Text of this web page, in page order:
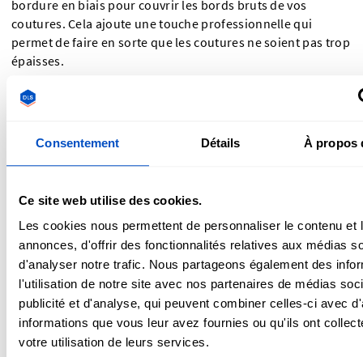
Consentement Détails À propos
Ce site web utilise des cookies.
Les cookies nous permettent de personnaliser le contenu et
annonces, d'offrir des fonctionnalités relatives aux médias
d'analyser notre trafic. Nous partageons également des
l'utilisation de notre site avec nos partenaires de médias
publicité et d'analyse, qui peuvent combiner celles-ci avec
informations que vous leur avez fournies ou qu'ils ont
votre utilisation de leurs services.
bordure en biais pour couvrir les bords bruts de vos
coutures. Cela ajoute une touche professionnelle qui
permet de faire en sorte que les coutures ne soient pas trop
épaisses.
Lavez votre laine